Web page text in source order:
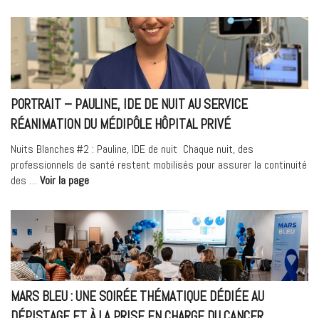
:
Une
journée
pour
vous
informer
sur
le
cancer
de
PORTRAIT – PAULINE, IDE DE NUIT AU SERVICE
RÉANIMATION DU MÉDIPÔLE HÔPITAL PRIVÉ
Nuits Blanches #2 : Pauline, IDE de nuit Chaque nuit, des
professionnels de santé restent mobilisés pour assurer la continuité
des … Voir la page« Portrait
Pauline,
IDE
de
nuit
au
service
réanimation
MARS BLEU : UNE SOIRÉE THÉMATIQUE DÉDIÉE AU